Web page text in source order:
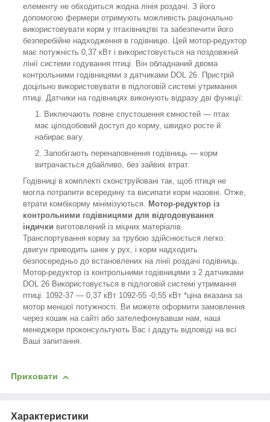
елементу не обходиться жодна лінія роздачі. З його
допомогою фермери отримують можливість раціонально
використовувати корм у птахівництві та забезпечити його
безперебійне надходження в годівницю. Цей мотор-редуктор
має потужність 0,37 кВт і використовується на поздовжній
лінії системи годування птиці. Він обладнаний двома
контрольними годівницями з датчиками DOL 26. Пристрій
доцільно використовувати в підлоговій системі утримання
птиці. Датчики на годівницях виконують відразу дві функції:
Виключають повне спустошення ємностей — птах
має цілодобовий доступ до корму, швидко росте й
набирає вагу.
Запобігають перенаповнення годівниць — корм
витрачається дбайливо, без зайвих втрат.
Годівниці в комплекті сконструйовані так, щоб птиця не
могла потрапити всередину та висипати корм назовні. Отже,
втрати комбікорму мінімізуються. Мотор-редуктор із
контрольними годівницями для відгодовування
індички виготовлений із міцних матеріалів.
Транспортування корму за трубою здійснюється легко:
двигун приводить шнек у рух, і корм надходить
безпосередньо до встановлених на лінії роздачі годівниць.
Мотор-редуктор із контрольними годівницями з 2 датчиками
DOL 26 Використовується в підлоговій системі утримання
птиці. 1092-37 — 0,37 кВт 1092-55 -0,55 кВт *ціна вказана за
мотор меншої потужності. Ви можете оформити замовлення
через кошик на сайті або зателефонувавши нам, наші
менеджери проконсультують Вас і дадуть відповіді на всі
Ваші запитання.
Приховати
Характеристики